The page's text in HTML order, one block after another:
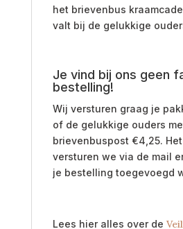
het brievenbus
valt bij de gelukkige
Je vind bij ons geen
bestelling!
Wij versturen graag je
of de gelukkige ouders
brievenbuspost €4,25.
versturen we via de mail
je bestelling toegevoegd
Lees hier alles over de